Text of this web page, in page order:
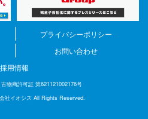
プライバシーポリシー
お問い合わせ
採用情報
物商許可証 第621121002176号
社イオシス All Rights Reserved.